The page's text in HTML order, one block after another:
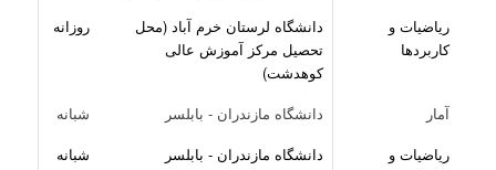
ریاضیات و
کاربردها
دانشگاه لرستان خرم آباد (محل
تحصیل مرکز آموزش عالی
کوهدشت)
روزانه
آمار دانشگاه مازندران - بابلسر
شبانه
ریاضیات و
دانشگاه مازندران - بابلسر شبانه